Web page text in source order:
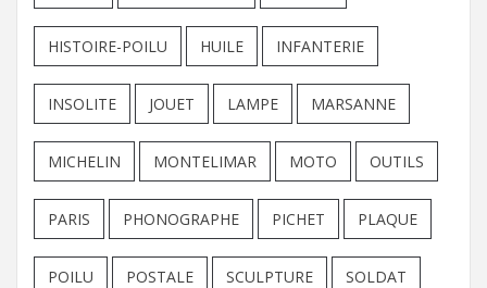
HISTOIRE-POILU HUILE INFANTERIE
INSOLITE JOUET LAMPE MARSANNE
MICHELIN MONTELIMAR MOTO OUTILS
PARIS PHONOGRAPHE PICHET PLAQUE
POILU POSTALE SCULPTURE SOLDAT